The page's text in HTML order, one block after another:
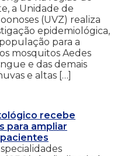
a Unidade de
(UVZ) realiza
epidemiológica,
para a
mosquitos Aedes
e das demais
e altas […]
recebe
para ampliar